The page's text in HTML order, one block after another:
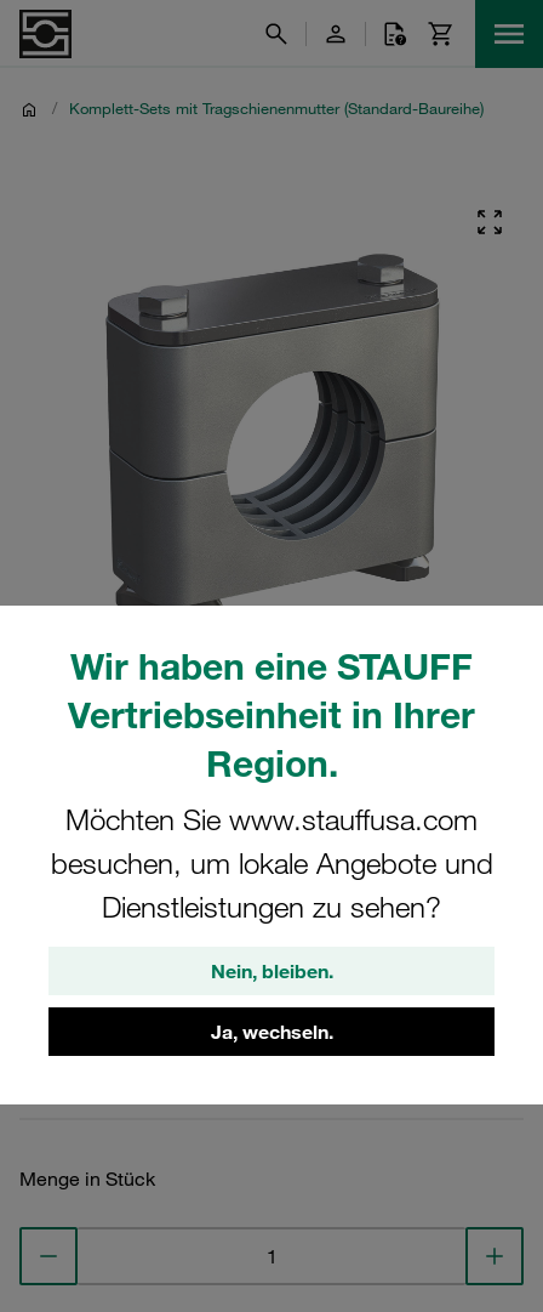
Wir haben eine STAUFF
Vertriebseinheit in Ihrer
Region.
Möchten Sie www.stauffusa.com
besuchen, um lokale Angebote und
Dienstleistungen zu sehen?
Nein, bleiben.
Ja, wechseln.
/ Komplett-Sets mit Tragschienenmutter (Standard-Baureihe)
Bitte beachten Sie: Das Bild dient nur zur Veranschaulichung und kann vom
tatsächlichen Produkt abweichen.
Komplettschelle Standard-Baureihe Gr.
Schraube Tragschienenmutter
STAUFF Materialnr. 1110015523
Menge in Stück